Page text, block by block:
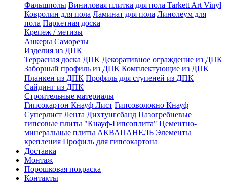
Фальшполы Виниловая плитка для пола Tarkett Art Vinyl
Ковролин для пола Ламинат для пола Линолеум для
пола Паркетная доска
Крепеж / метизы
Анкеры Саморезы
Изделия из ДПК
Террасная доска ДПК Декоративное ограждение из ДПК
Заборный профиль из ДПК Комплектующие из ДПК
Планкен из ДПК Профиль для ступеней из ДПК
Сайдинг из ДПК
Строительные материалы
Гипсокартон Кнауф Лист Гипсоволокно Кнауф
Суперлист Лента Дихтунгсбанд Пазогребневые
гипсовые плиты "Кнауф-Гипсоплита" Цементно-
минеральные плиты АКВАПАНЕЛЬ Элементы
крепления Профиль для гипсокартона
Доставка
Монтаж
Порошковая покраска
Контакты